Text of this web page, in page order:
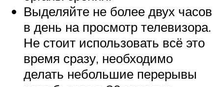
Выделяйте не более двух часов
в день на просмотр телевизора.
Не стоит использовать всё это
время сразу, необходимо
делать небольшие перерывы